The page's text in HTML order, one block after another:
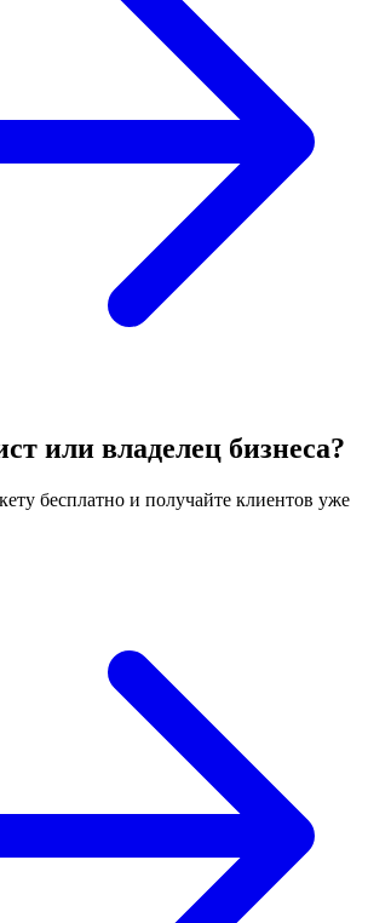
или владелец бизнеса?
бесплатно и получайте клиентов уже